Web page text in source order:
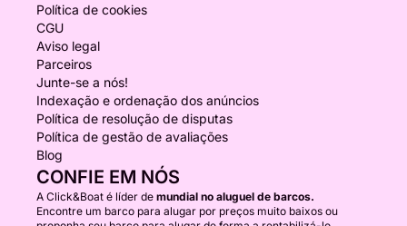
Política de cookies
CGU
Aviso legal
Parceiros
Junte-se a nós!
Indexação e ordenação dos anúncios
Política de resolução de disputas
Política de gestão de avaliações
Blog
CONFIE EM NÓS
A Click&Boat é líder de mundial no aluguel de barcos.
Encontre um barco para alugar por preços muito baixos ou